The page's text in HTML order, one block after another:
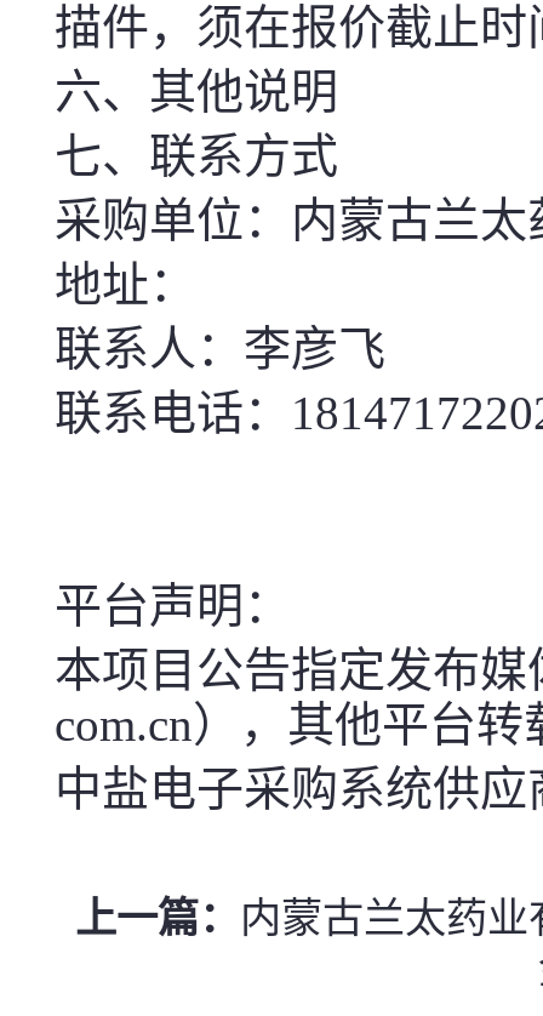
描件，须在报价截止
六、其他说明
七、联系方式
采购单位：内蒙古兰
地址：
联系人：李彦飞
联系电话：
平台声明：
本项目公告指定发布媒
com.cn），其他平台
中盐电子采购系统供应
上一篇： 内蒙古兰太药